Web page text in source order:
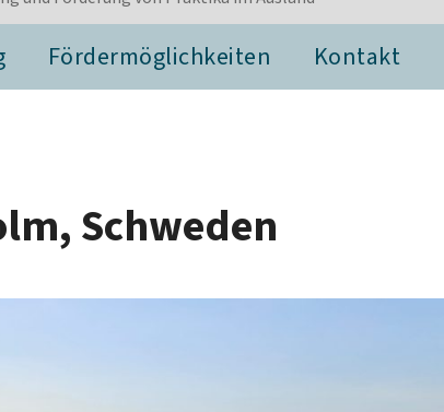
Fördermöglichkeiten Kontakt
Schweden